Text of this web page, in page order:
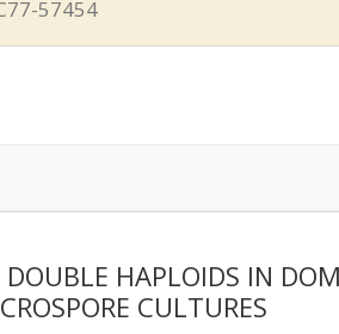
57454
HAPLOIDS IN
CULTURES